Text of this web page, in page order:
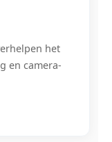
het
en camera-